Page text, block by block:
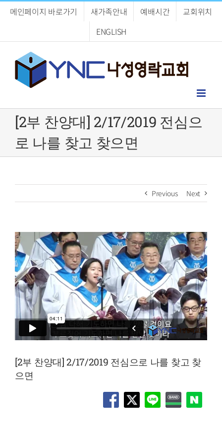
메인페이지 바로가기 새가족안내 예배시간
교회위치
ENGLISH
[2부 찬양대] 2/17/2019 전심으
로 나를 찾고 찾으면
Previous Next
[2부 찬양대] 2/17/2019 전심으로 나를 찾고 찾
으면